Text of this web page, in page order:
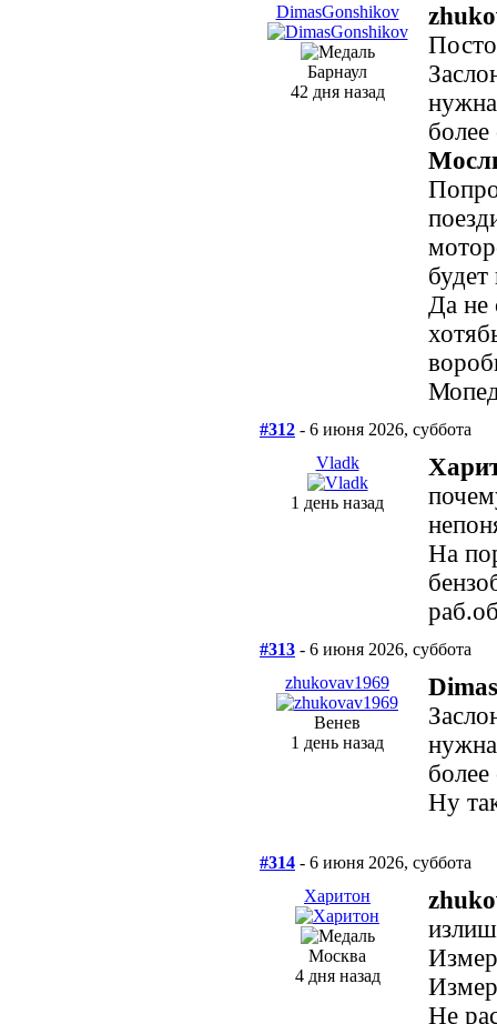
DimasGonshikov
Барнаул
42 дня назад
более
Да не
#312 - 6 июня 2026, суббота
Vladk
1 день назад
На
#313 - 6 июня 2026, суббота
zhukovav1969
Венев
1 день назад
более
Ну
#314 - 6 июня 2026, суббота
Харитон
Москва
4 дня назад
Не